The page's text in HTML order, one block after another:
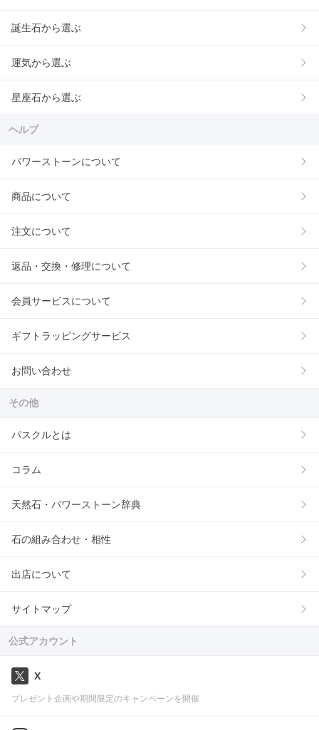
誕生石から選ぶ
運気から選ぶ
星座石から選ぶ
ヘルプ
パワーストーンについて
商品について
注文について
返品・交換・修理について
会員サービスについて
ギフトラッピングサービス
お問い合わせ
その他
パスクルとは
コラム
天然石・パワーストーン辞典
石の組み合わせ・相性
出店について
サイトマップ
公式アカウント
X
プレゼント企画や期間限定のキャンペーンを開催